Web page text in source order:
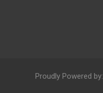
Proudly Powered by: